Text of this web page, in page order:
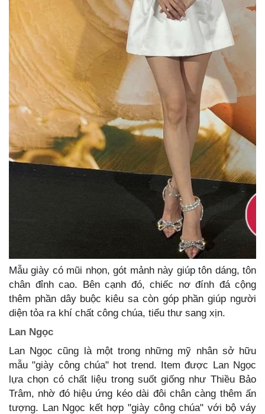
Mẫu giày có mũi nhọn, gót mảnh này giúp tôn dáng, tôn
chân đỉnh cao. Bên cạnh đó, chiếc nơ đính đá cộng
thêm phần dây buộc kiêu sa còn góp phần giúp người
diện tỏa ra khí chất công chúa, tiểu thư sang xịn.
Lan Ngọc
Lan Ngọc cũng là một trong những mỹ nhân sở hữu
mẫu "giày công chúa" hot trend. Item được Lan Ngọc
lựa chọn có chất liệu trong suốt giống như Thiều Bảo
Trâm, nhờ đó hiệu ứng kéo dài đôi chân càng thêm ấn
tượng. Lan Ngọc kết hợp "giày công chúa" với bộ váy